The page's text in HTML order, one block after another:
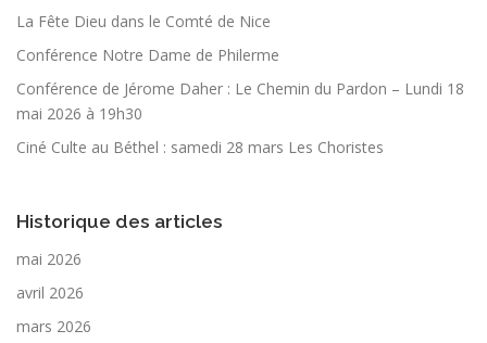
La Fête Dieu dans le Comté de Nice
Conférence Notre Dame de Philerme
Conférence de Jérome Daher : Le Chemin du Pardon – Lundi 18
mai 2026 à 19h30
Ciné Culte au Béthel : samedi 28 mars Les Choristes
Historique des articles
mai 2026
avril 2026
mars 2026